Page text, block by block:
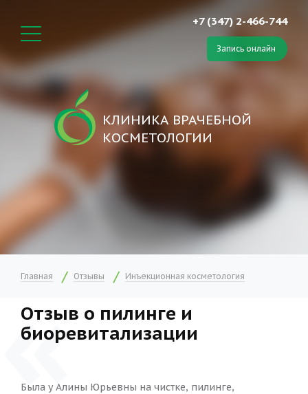
+7 (347) 2-466-744
Запись онлайн
КЛИНИКА ВРАЧЕБНОЙ
КОСМЕТОЛОГИИ
Главная Отзывы Инъекционная косметология
Отзыв о пилинге и
биоревитализации
Была у Алины Юрьевны на чистке, пилинге,